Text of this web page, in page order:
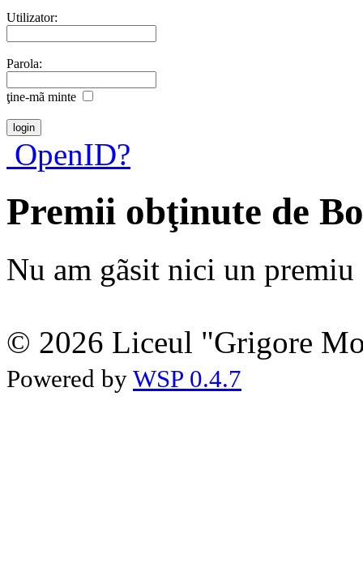
Utilizator:
Parola:
ţine-mã minte
OpenID?
Premii obţinute de
Nu am gãsit nici un premiu
© 2026 Liceul "Grigore
Powered by WSP 0.4.7